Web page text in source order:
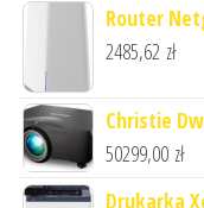
Router
2485,62 zł
Christie
50299,00 zł
Drukarka